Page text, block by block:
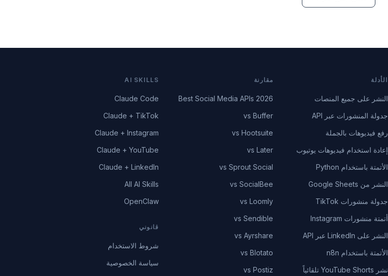
الأدلة
النشر على جميع المنصات
جدولة المنشورات عبر API
رفع فيديوهات بالجملة
إعادة استخدام فيديوهات يوتيوب
الأتمتة باستخدام Python
النشر من Google Sheets
جدولة منشورات TikTok
أتمتة منشورات Instagram
النشر على LinkedIn عبر API
الأتمتة باستخدام n8n
نشر YouTube Shorts تلقائياً
مقارنة
Best Social Media APIs 2026
vs Buffer
vs Hootsuite
vs Later
vs Sprout Social
vs SocialBee
vs Loomly
vs Sendible
vs Ayrshare
vs Blotato
vs Postiz
AI SKILLS
Claude Code
Claude + TikTok
Claude + Instagram
Claude + YouTube
Claude + LinkedIn
All AI Skills
OpenClaw
قانوني
شروط الاستخدام
سياسة الخصوصية